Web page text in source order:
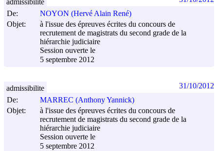
De:
NOYON (Hervé Alain René)
Objet:
à l'issue des épreuves écrites du concours de
recrutement de magistrats du second grade de la
hiérarchie judiciaire
Session ouverte le
5 septembre 2012
admissibilite
De:
MARREC (Anthony Yannick)
Objet:
à l'issue des épreuves écrites du concours de
recrutement de magistrats du second grade de la
hiérarchie judiciaire
Session ouverte le
5 septembre 2012
admissibilite 31/10/2012